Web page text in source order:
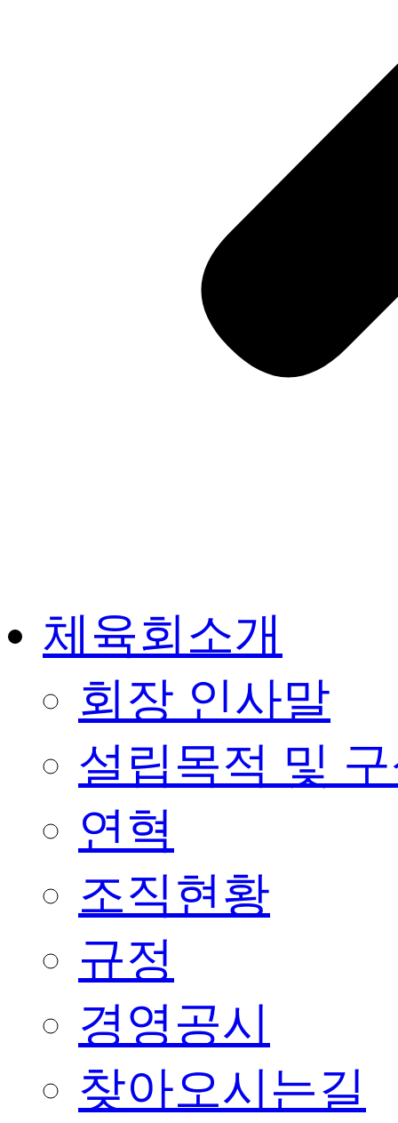
체육회소개
회장 인사말
설립목적 및
연혁
조직현황
규정
경영공시
찾아오시는길